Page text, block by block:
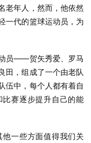
老年人，然而，他依然
一代的篮球运动员，为
员——贺矢秀爱、罗马
田，组成了一个由老队
伍中，每个人都有着自
赛逐步提升自己的能
一些方面值得我们关